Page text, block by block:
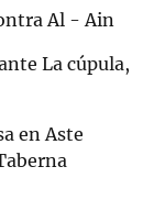
Al - Ain
La cúpula,
en Aste